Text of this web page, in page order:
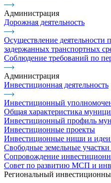
Администрация
Дорожная деятельность
Осуществление
задержанных транспортных
Соблюдение требований по
Администрация
Инвестиционная деятельность
Инвестиционный
Общая характеристика
Инвестиционный профиль
Инвестиционные проекты
Инвестиционные ниши и идеи
Свободные земельные
Сопровождение
Совет по развитию МСП и
Региональный